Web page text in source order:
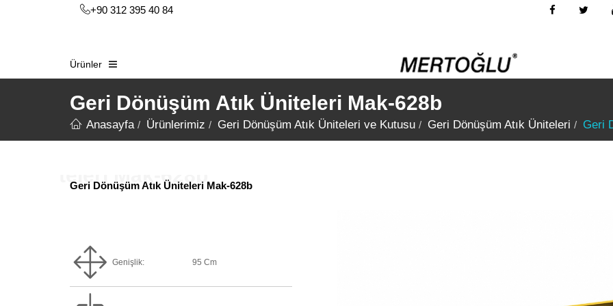
+90 312 395 40 84
Ürünler
Geri Dönüşüm Atık Üniteleri Mak-628b
Anasayfa Ürünlerimiz Geri Dönüşüm Atık Üniteleri ve Kutusu Geri Dönüşüm Atık Üniteleri Geri
Geri Dönüşüm Atık Üniteleri Mak-628b
Genişlik: 95 Cm